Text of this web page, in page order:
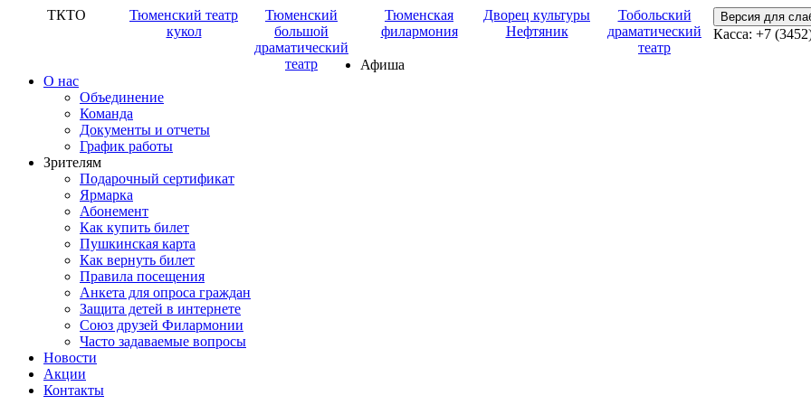
ТКТО
Тюменский театр
кукол
Тюменский
большой
драматический
театр
Тюменская
филармония
Дворец культуры
Нефтяник
Тобольский
драматический
театр
Версия для
Касса: +7
Афиша
О нас
Объединение
Команда
Документы и отчеты
График работы
Зрителям
Подарочный сертификат
Ярмарка
Абонемент
Как купить билет
Пушкинская карта
Как вернуть билет
Правила посещения
Анкета для опроса граждан
Защита детей в интернете
Союз друзей Филармонии
Часто задаваемые вопросы
Новости
Акции
Контакты